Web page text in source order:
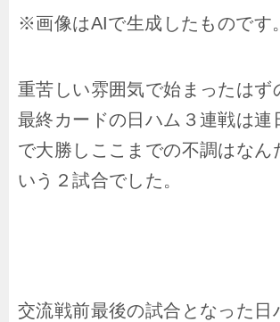
※画像はAIで生成したものです。
重苦しい雰囲気で始まったはず
最終カードの日ハム３連戦は連
で大勝しここまでの不調はなん
いう２試合でした。
交流戦前最後の試合となった日